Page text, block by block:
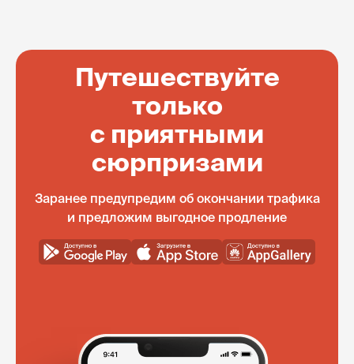
Путешествуйте
только
с приятными
сюрпризами
Заранее предупредим об окончании трафика
и предложим выгодное продление